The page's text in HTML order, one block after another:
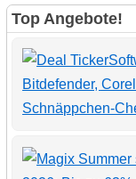
Top Angebote!
Bitdefender,
Schnäppchen-